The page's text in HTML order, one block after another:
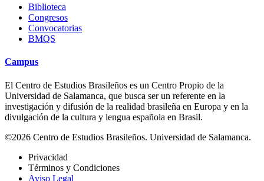
Biblioteca
Congresos
Convocatorias
BMQS
Campus
El Centro de Estudios Brasileños es un Centro Propio de la
Universidad de Salamanca, que busca ser un referente en la
investigación y difusión de la realidad brasileña en Europa y en la
divulgación de la cultura y lengua española en Brasil.
©2026 Centro de Estudios Brasileños. Universidad de Salamanca.
Privacidad
Términos y Condiciones
Aviso Legal